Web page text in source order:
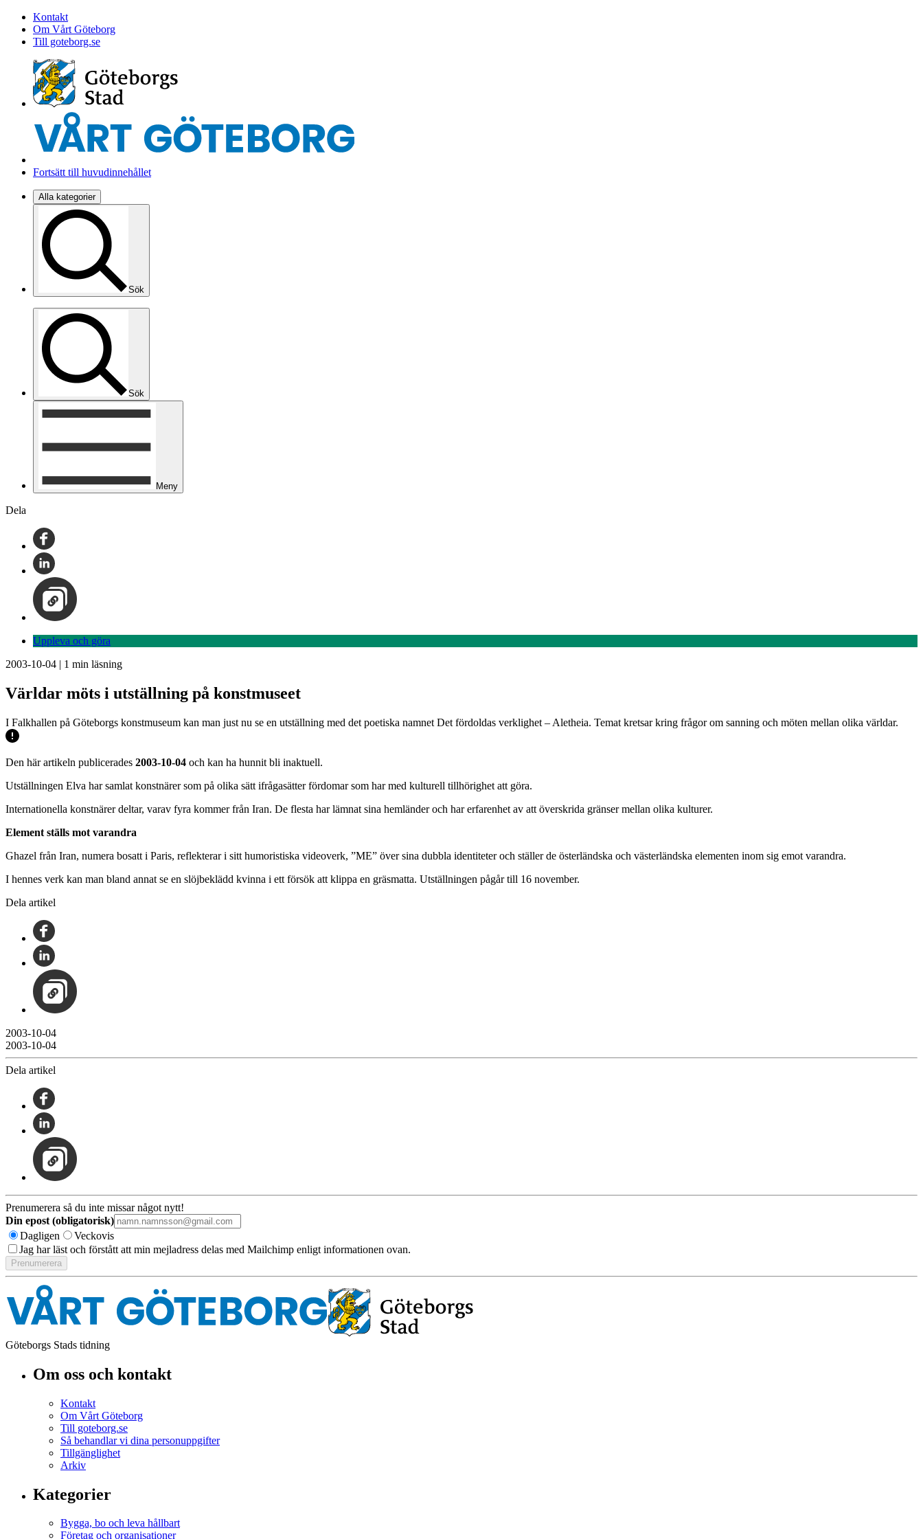
Kontakt
Om Vårt Göteborg
Till goteborg.se
Fortsätt till huvudinnehållet
Alla kategorier
Sök
Sök
Meny
Dela
Uppleva och göra
2003-10-04 | 1 min läsning
Världar möts i utställning på konstmuseet
I Falkhallen på Göteborgs konstmuseum kan man just nu se en utställning med det poetiska namnet Det fördoldas verklighet – Aletheia. Temat kretsar kring frågor om sanning och möten mellan olika världar.
Den här artikeln publicerades 2003-10-04 och kan ha hunnit bli inaktuell.
Utställningen Elva har samlat konstnärer som på olika sätt ifrågasätter fördomar som har med kulturell tillhörighet att göra.
Internationella konstnärer deltar, varav fyra kommer från Iran. De flesta har lämnat sina hemländer och har erfarenhet av att överskrida gränser mellan olika kulturer.
Element ställs mot varandra
Ghazel från Iran, numera bosatt i Paris, reflekterar i sitt humoristiska videoverk, ”ME” över sina dubbla identiteter och ställer de österländska och västerländska elementen inom sig emot varandra.
I hennes verk kan man bland annat se en slöjbeklädd kvinna i ett försök att klippa en gräsmatta. Utställningen pågår till 16 november.
Dela artikel
2003-10-04
2003-10-04
Dela artikel
Prenumerera så du inte missar något nytt!
Din epost (obligatorisk)
Dagligen
Veckovis
Jag har läst och förstått att min mejladress delas med Mailchimp enligt informationen ovan.
Göteborgs Stads tidning
Om oss och kontakt
Kontakt
Om Vårt Göteborg
Till goteborg.se
Så behandlar vi dina personuppgifter
Tillgänglighet
Arkiv
Kategorier
Bygga, bo och leva hållbart
Företag och organisationer